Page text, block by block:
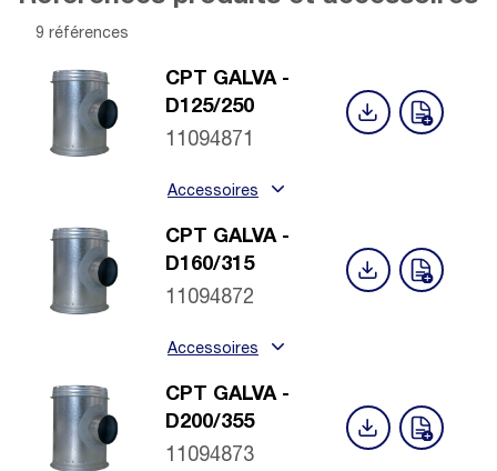
9 références
CPT GALVA -
D125/250
11094871
Accessoires
CPT GALVA -
D160/315
11094872
Accessoires
CPT GALVA -
D200/355
11094873